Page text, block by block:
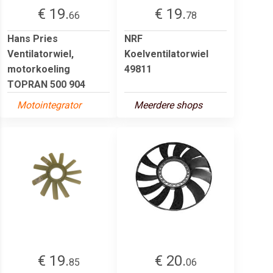
€ 19.66
Hans Pries
Ventilatorwiel,
motorkoeling
TOPRAN 500 904
Motointegrator
€ 19.78
NRF
Koelventilatorwiel
49811
Meerdere shops
€ 19.85
€ 20.06